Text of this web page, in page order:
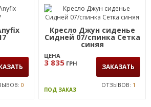
0
Кресло Джун сиденье
Сидней 07/спинка Сетка
синяя
ЦЕНА
3 835 ГРН ЗАКАЗАТЬ
ПОД ЗАКАЗ
ОТЗЫВОВ: 1